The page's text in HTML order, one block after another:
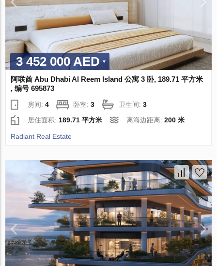
3 452 000 AED
阿联酋 Abu Dhabi Al Reem Island 公寓 3 卧, 189.71 平方米
, 编号 695873
房间:4 卧室:3 卫生间:3
居住面积: 189.71 平方米 离海边距离:200 米
Radiant Real Estate